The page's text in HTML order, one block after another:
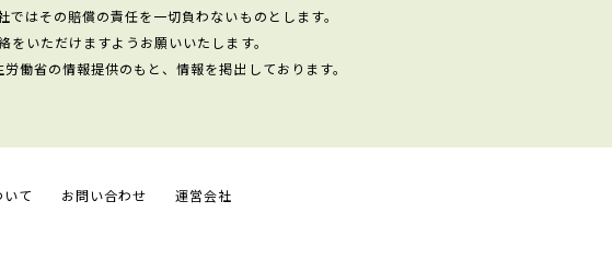
はその賠償の責任を一切負わないものとします。
いただけますようお願いいたします。
働省の情報提供のもと、情報を掲出しております。
て お問い合わせ 運営会社